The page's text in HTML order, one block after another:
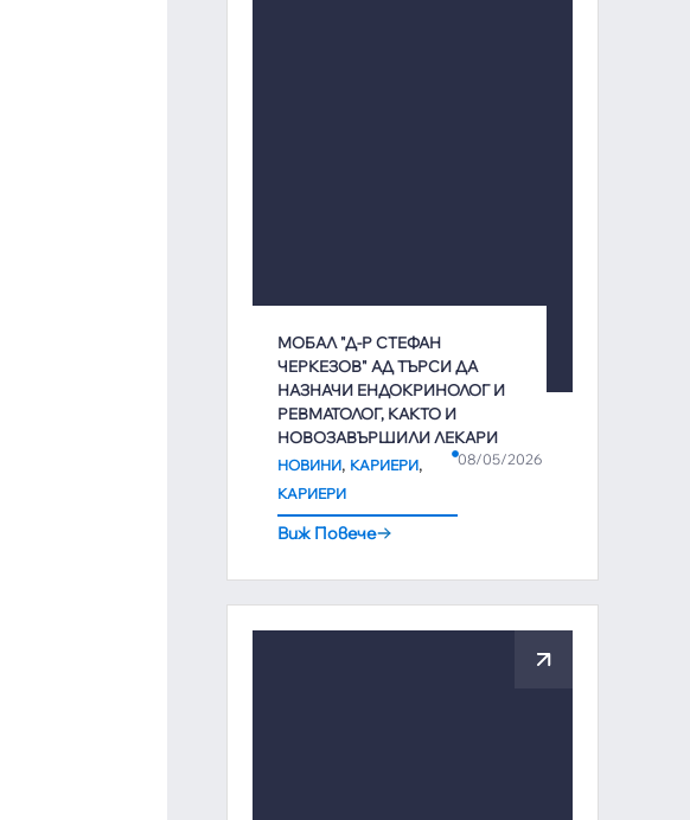
МОБАЛ "Д-Р СТЕФАН
ЧЕРКЕЗОВ" АД ТЪРСИ ДА
НАЗНАЧИ ЕНДОКРИНОЛОГ И
РЕВМАТОЛОГ, КАКТО И
НОВОЗАВЪРШИЛИ ЛЕКАРИ
08/05/2026
НОВИНИ, КАРИЕРИ,
КАРИЕРИ
Виж Повече